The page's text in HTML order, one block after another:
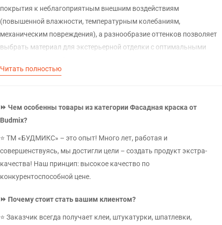
УТОЧНИТЬ ЦЕНУ
ОТПРАВИТЬ
покрытия к неблагоприятным внешним воздействиям
(повышенной влажности, температурным колебаниям,
механическим повреждения), а разнообразие оттенков позволяет
выбрать материал для экстерьерной отделки с оптимальными
Красить такой смесью очень легко, расход небольшой, цена
зданий используют многие украинцы, включая предпринимателей.
Наша компания дает возможность в полной мере оценить плюсы
лишних денежных средств и времени. У нас можно приобрести
фасадные краски по дереву, по кирпичу, по бетону и т.д. для
облицовки зданий в северных и южных областях страны, не
сомневаясь в их отличном качестве и оперативности доставки в
Для чего нужна фасадная краска
Читать полностью
⏩ Чем особенны товары из категории Фасадная краска от
Budmix?
⭐ ТМ «БУДМИКС» – это опыт! Много лет, работая и
совершенствуясь, мы достигли цели – создать продукт экстра-
качества! Наш принцип: высокое качество по
конкурентоспособной цене.
⏩ Почему стоит стать вашим клиентом?
⭐ Заказчик всегда получает клеи, штукатурки, шпатлевки,
ВІДПРАВИТИ ЗАПИТ
Залиште Ваші контактні дані та ми зв'яжемось з Вами